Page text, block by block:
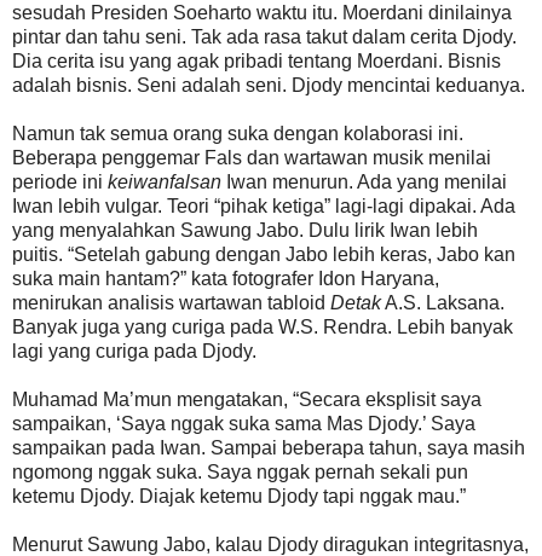
sesudah Presiden Soeharto waktu itu. Moerdani dinilainya
pintar dan tahu seni. Tak ada rasa takut dalam cerita Djody.
Dia cerita isu yang agak pribadi tentang Moerdani. Bisnis
adalah bisnis. Seni adalah seni. Djody mencintai keduanya.
Namun tak semua orang suka dengan kolaborasi ini.
Beberapa penggemar Fals dan wartawan musik menilai
periode ini keiwanfalsan Iwan menurun. Ada yang menilai
Iwan lebih vulgar. Teori “pihak ketiga” lagi-lagi dipakai. Ada
yang menyalahkan Sawung Jabo. Dulu lirik Iwan lebih
puitis. “Setelah gabung dengan Jabo lebih keras, Jabo kan
suka main hantam?” kata fotografer Idon Haryana,
menirukan analisis wartawan tabloid DetakA.S. Laksana.
Banyak juga yang curiga pada W.S. Rendra. Lebih banyak
lagi yang curiga pada Djody.
Muhamad Ma’mun mengatakan, “Secara eksplisit saya
sampaikan, ‘Saya nggak suka sama Mas Djody.’ Saya
sampaikan pada Iwan. Sampai beberapa tahun, saya masih
ngomong nggak suka. Saya nggak pernah sekali pun
ketemu Djody. Diajak ketemu Djody tapi nggak mau.”
Menurut Sawung Jabo, kalau Djody diragukan integritasnya,